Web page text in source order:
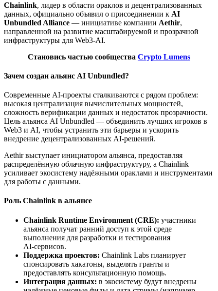
Chainlink, лидер в области ораклов и децентрализованных
данных, официально объявил о присоединении к AI
Unbundled Alliance — инициативе компании Aethir,
направленной на развитие масштабируемой и прозрачной
инфраструктуры для Web3‑AI.
Становись частью сообщества Crypto Lumens
Зачем создан альянс AI Unbundled?
Современные AI‑проекты сталкиваются с рядом проблем:
высокая централизация вычислительных мощностей,
сложность верификации данных и недостаток прозрачности.
Цель альянса AI Unbundled — объединить лучших игроков в
Web3 и AI, чтобы устранить эти барьеры и ускорить
внедрение децентрализованных AI‑решений.
Aethir выступает инициатором альянса, предоставляя
распределённую облачную инфраструктуру, а Chainlink
усиливает экосистему надёжными ораклами и инструментами
для работы с данными.
Роль Chainlink в альянсе
Chainlink Runtime Environment (CRE): участники
альянса получат ранний доступ к этой среде
выполнения для разработки и тестирования
AI‑сервисов.
Поддержка проектов: Chainlink Labs планирует
спонсировать хакатоны, выделять гранты и
предоставлять консультационную помощь.
Интеграция данных: в экосистему будут внедрены